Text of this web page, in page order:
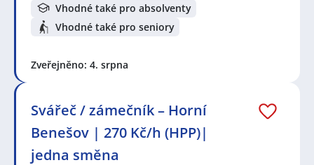
Vhodné také pro absolventy
Vhodné také pro seniory
Zveřejněno: 4. srpna
Svářeč / zámečník – Horní
Benešov | 270 Kč/h (HPP)|
jedna směna